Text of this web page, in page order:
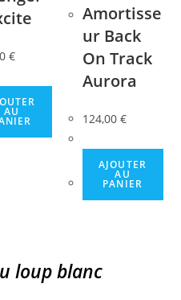
€
AU
Amortisse
ur Back
On Track
Aurora
124,00 €
AJOUTER
AU
PANIER
loup blanc